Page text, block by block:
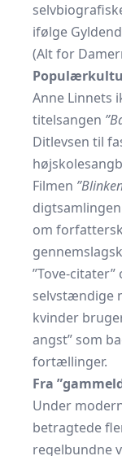
ifølge
(Alt for
Anne Linnets
titelsangen
Ditlevsen til
Filmen
om
”Tove-
selvstændige
kvinder
angst” som
fortællinger.
Fra
Under
betragtede
regelbundne